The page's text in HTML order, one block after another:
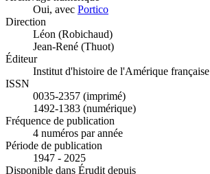
Oui, avec Portico
Direction
Léon (Robichaud)
Jean-René (Thuot)
Éditeur
Institut d'histoire de l'Amérique française
ISSN
0035-2357 (imprimé)
1492-1383 (numérique)
Fréquence de publication
4 numéros par année
Période de publication
1947 - 2025
Disponible dans Érudit depuis